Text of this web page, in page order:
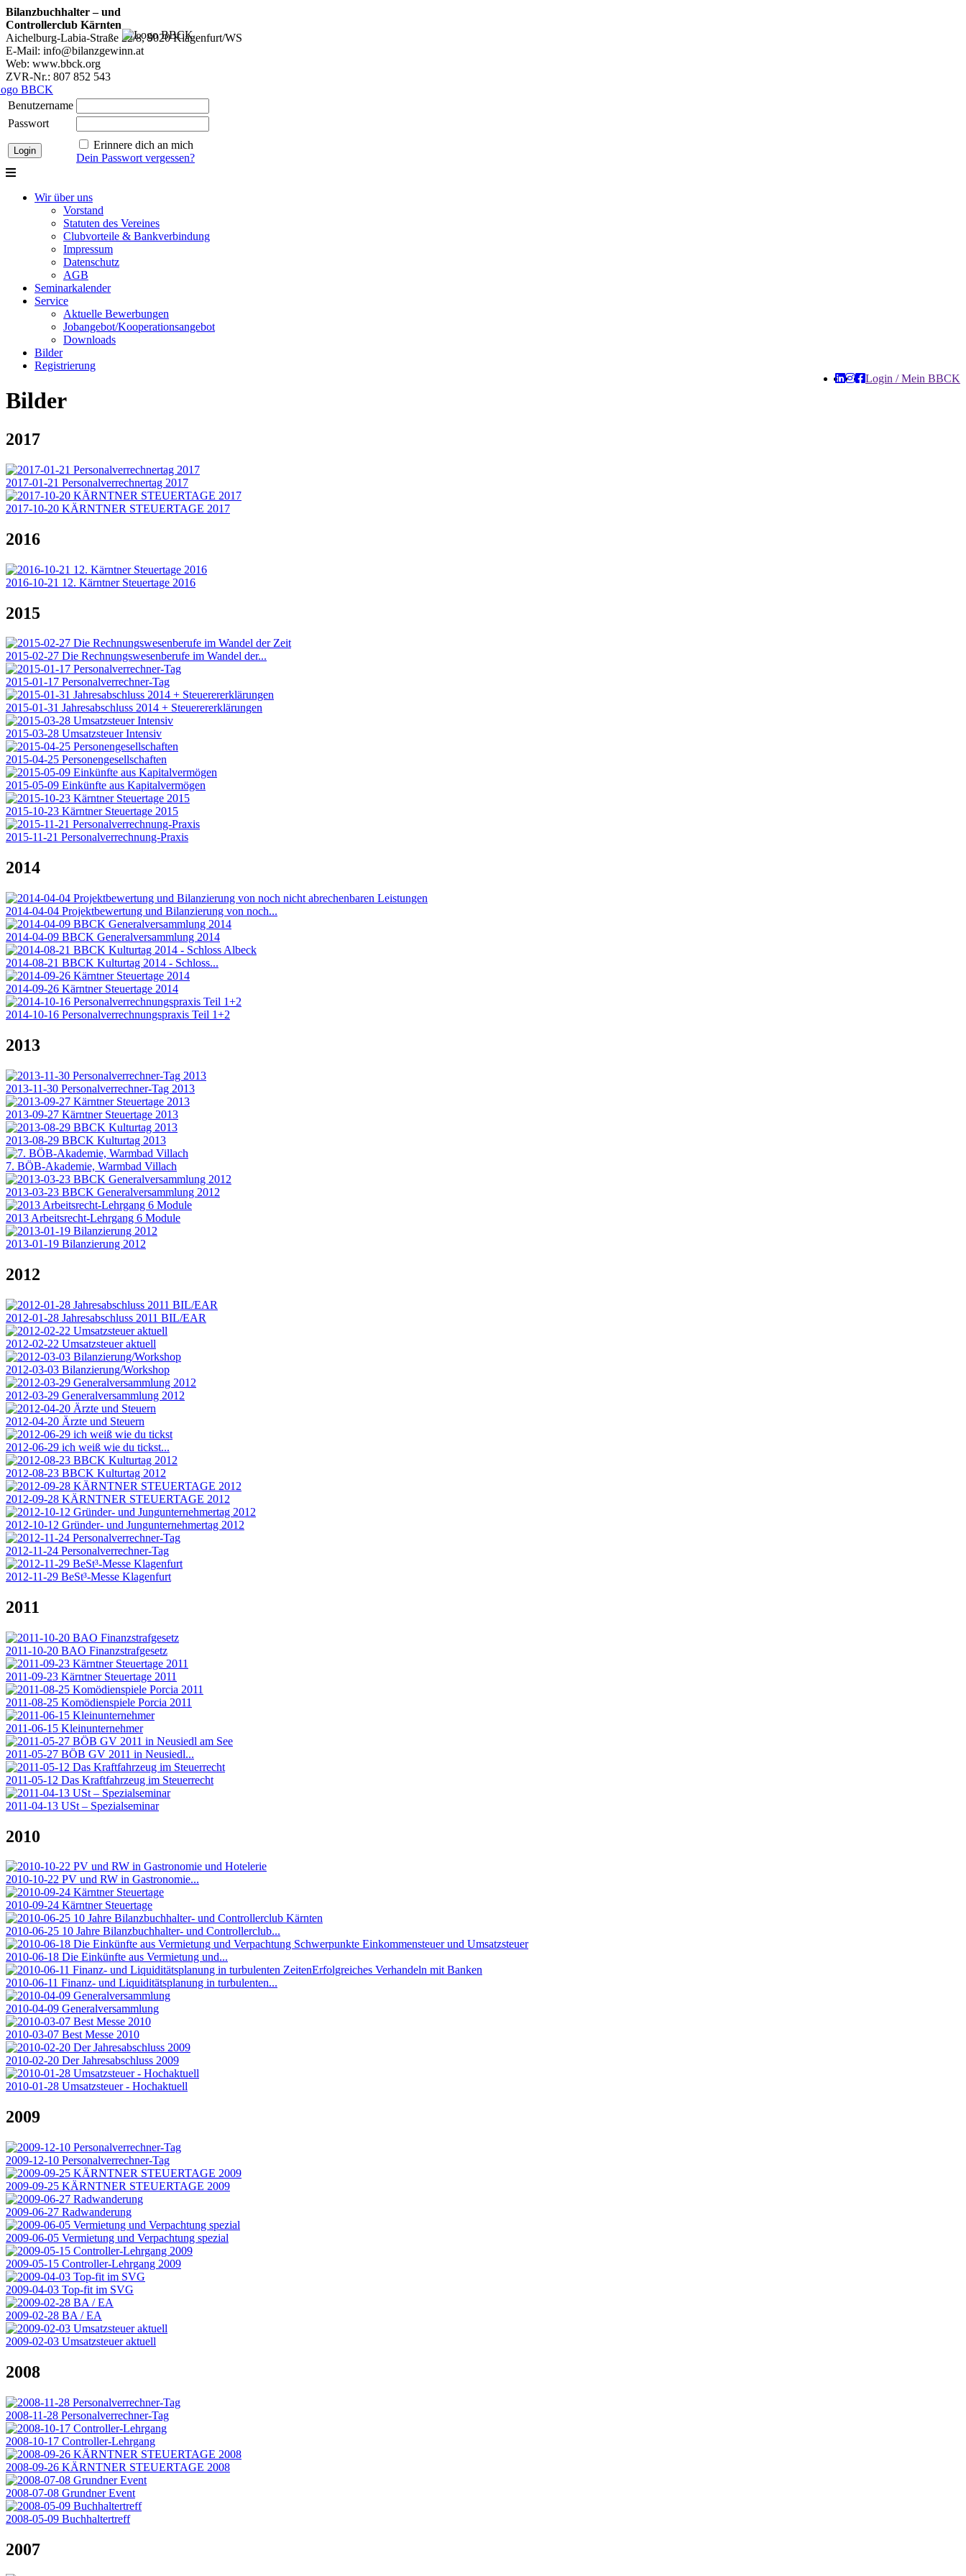
Bilanzbuchhalter – und
Controllerclub Kärnten
Aichelburg-Labia-Straße 22/8, 9020 Klagenfurt/WS
E-Mail: info@bilanzgewinn.at
Web: www.bbck.org
ZVR-Nr.: 807 852 543
Benutzername
Passwort
Erinnere dich an mich
Dein Passwort vergessen?
Wir über uns
Vorstand
Statuten des Vereines
Clubvorteile & Bankverbindung
Impressum
Datenschutz
AGB
Seminarkalender
Service
Aktuelle Bewerbungen
Jobangebot/Kooperationsangebot
Downloads
Bilder
Registrierung
Login / Mein BBCK
Bilder
2017
2017-01-21 Personalverrechnertag 2017
2017-10-20 KÄRNTNER STEUERTAGE 2017
2016
2016-10-21 12. Kärntner Steuertage 2016
2015
2015-02-27 Die Rechnungswesenberufe im Wandel der...
2015-01-17 Personalverrechner-Tag
2015-01-31 Jahresabschluss 2014 + Steuerererklärungen
2015-03-28 Umsatzsteuer Intensiv
2015-04-25 Personengesellschaften
2015-05-09 Einkünfte aus Kapitalvermögen
2015-10-23 Kärntner Steuertage 2015
2015-11-21 Personalverrechnung-Praxis
2014
2014-04-04 Projektbewertung und Bilanzierung von noch...
2014-04-09 BBCK Generalversammlung 2014
2014-08-21 BBCK Kulturtag 2014 - Schloss...
2014-09-26 Kärntner Steuertage 2014
2014-10-16 Personalverrechnungspraxis Teil 1+2
2013
2013-11-30 Personalverrechner-Tag 2013
2013-09-27 Kärntner Steuertage 2013
2013-08-29 BBCK Kulturtag 2013
7. BÖB-Akademie, Warmbad Villach
2013-03-23 BBCK Generalversammlung 2012
2013 Arbeitsrecht-Lehrgang 6 Module
2013-01-19 Bilanzierung 2012
2012
2012-01-28 Jahresabschluss 2011 BIL/EAR
2012-02-22 Umsatzsteuer aktuell
2012-03-03 Bilanzierung/Workshop
2012-03-29 Generalversammlung 2012
2012-04-20 Ärzte und Steuern
2012-06-29 ich weiß wie du tickst...
2012-08-23 BBCK Kulturtag 2012
2012-09-28 KÄRNTNER STEUERTAGE 2012
2012-10-12 Gründer- und Jungunternehmertag 2012
2012-11-24 Personalverrechner-Tag
2012-11-29 BeSt³-Messe Klagenfurt
2011
2011-10-20 BAO Finanzstrafgesetz
2011-09-23 Kärntner Steuertage 2011
2011-08-25 Komödienspiele Porcia 2011
2011-06-15 Kleinunternehmer
2011-05-27 BÖB GV 2011 in Neusiedl...
2011-05-12 Das Kraftfahrzeug im Steuerrecht
2011-04-13 USt – Spezialseminar
2010
2010-10-22 PV und RW in Gastronomie...
2010-09-24 Kärntner Steuertage
2010-06-25 10 Jahre Bilanzbuchhalter- und Controllerclub...
2010-06-18 Die Einkünfte aus Vermietung und...
2010-06-11 Finanz- und Liquiditätsplanung in turbulenten...
2010-04-09 Generalversammlung
2010-03-07 Best Messe 2010
2010-02-20 Der Jahresabschluss 2009
2010-01-28 Umsatzsteuer - Hochaktuell
2009
2009-12-10 Personalverrechner-Tag
2009-09-25 KÄRNTNER STEUERTAGE 2009
2009-06-27 Radwanderung
2009-06-05 Vermietung und Verpachtung spezial
2009-05-15 Controller-Lehrgang 2009
2009-04-03 Top-fit im SVG
2009-02-28 BA / EA
2009-02-03 Umsatzsteuer aktuell
2008
2008-11-28 Personalverrechner-Tag
2008-10-17 Controller-Lehrgang
2008-09-26 KÄRNTNER STEUERTAGE 2008
2008-07-08 Grundner Event
2008-05-09 Buchhaltertreff
2007